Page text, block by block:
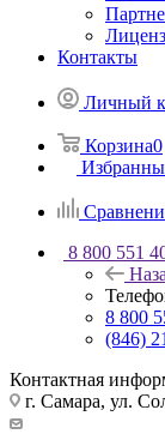
Контакты
Личный
Корзина0
8 800 551
8 800
(846)
Контактная
г. Самара, ул.